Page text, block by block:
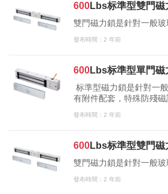
600Lbs标準型雙門磁
雙門磁力鎖是針對一般
發布時間：2 年前
600Lbs标準型單門
标準型磁力鎖是針對一
有附件配套，特殊防殘磁
發布時間：2 年前
600Lbs标準型雙門
雙門磁力鎖是針對一般
發布時間：2 年前